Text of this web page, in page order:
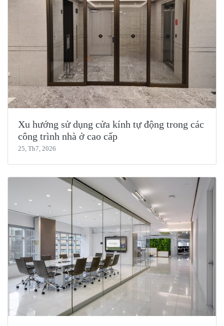
Xu hướng sử dụng cửa kính tự động trong các
công trình nhà ở cao cấp
25, Th7, 2026